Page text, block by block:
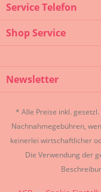
Service Telefon
Shop Service
Newsletter
* Alle Preise inkl.
Nachnahmegebühren,
keinerlei wirtschaftlicher
Die Verwendung der